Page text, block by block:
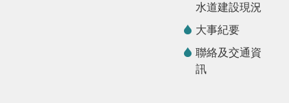
水道建設現況
大事紀要
聯絡及交通資
訊